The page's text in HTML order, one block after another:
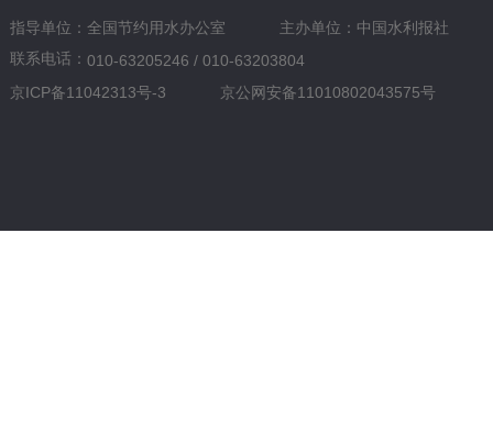
指导单位：全国节约用水办公室
主办单位：中国水利报社
联系电话： 010-63205246 / 010-63203804
京ICP备11042313号-3
京公网安备11010802043575号